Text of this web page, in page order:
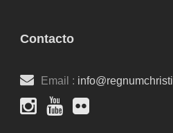
Contacto
Email :